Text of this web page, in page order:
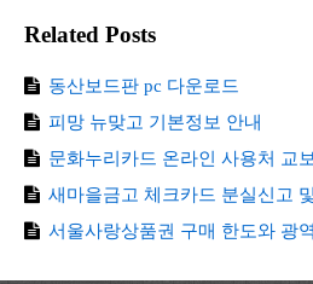
Related Posts
동산보드판 pc 다운로드
피망 뉴맞고 기본정보 안내
문화누리카드 온라인 사용처 교
새마을금고 체크카드 분실신고
서울사랑상품권 구매 한도와 광